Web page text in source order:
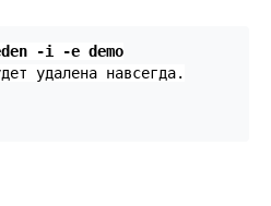
-i -e demo
удалена навсегда.